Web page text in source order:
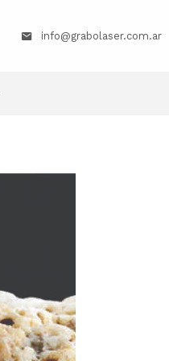
info@grabolaser.com.ar